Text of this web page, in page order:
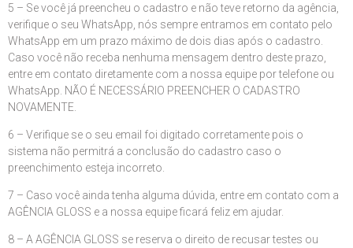
5 – Se você já preencheu o cadastro e não teve retorno da agência,
verifique o seu WhatsApp, nós sempre entramos em contato pelo
WhatsApp em um prazo máximo de dois dias após o cadastro.
Caso você não receba nenhuma mensagem dentro deste prazo,
entre em contato diretamente com a nossa equipe por telefone ou
WhatsApp. NÃO É NECESSÁRIO PREENCHER O CADASTRO
NOVAMENTE.
6 – Verifique se o seu email foi digitado corretamente pois o
sistema não permitrá a conclusão do cadastro caso o
preenchimento esteja incorreto.
7 – Caso você ainda tenha alguma dúvida, entre em contato com a
AGÊNCIA GLOSS e a nossa equipe ficará feliz em ajudar.
8 – A AGÊNCIA GLOSS se reserva o direito de recusar testes ou